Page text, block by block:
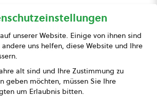
Presse
Impressum
Datenschutz
unserer Website. Einige von ihnen sind
uns helfen, diese Website und Ihre
alt sind und Ihre Zustimmung zu
geben möchten, müssen Sie Ihre
um Erlaubnis bitten.